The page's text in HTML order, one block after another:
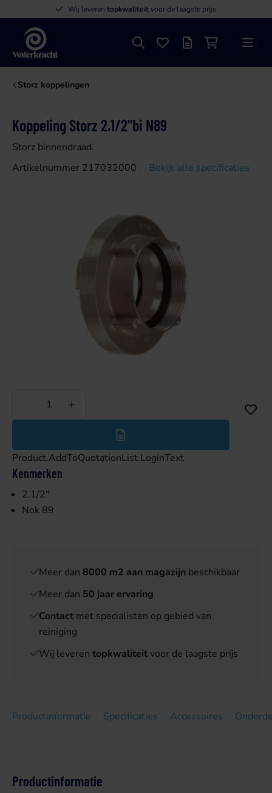
Wij leveren topkwaliteitvoor de laagste prijs
Waterkracht
ZoekenFavorieten
OffertelijstWinkelwagen
Menu
Storz koppelingen
Koppeling Storz 2.1/2"bi N89
Storz binnendraad.
Artikelnummer 217032000
Bekijk alle specificaties
Minder
Product.AddToQuotationList.LoginText
Kenmerken
2.1/2"
Nok 89
Meer dan 8000 m2 aan magazijn beschikbaar
Meer dan 50 jaar ervaring
Contact met specialisten op gebied van
reiniging
Wij leveren topkwaliteit voor de laagste prijs
Productinformatie Specificaties Accessoires
Productinformatie